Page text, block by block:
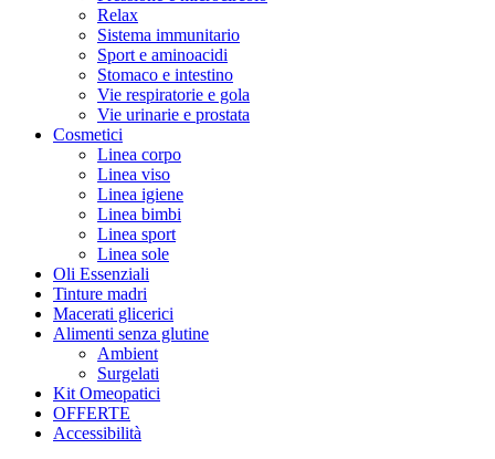
Relax
Sistema immunitario
Sport e aminoacidi
Stomaco e intestino
Vie respiratorie e gola
Vie urinarie e prostata
Cosmetici
Linea corpo
Linea viso
Linea igiene
Linea bimbi
Linea sport
Linea sole
Oli Essenziali
Tinture madri
Macerati glicerici
Alimenti senza glutine
Ambient
Surgelati
Kit Omeopatici
OFFERTE
Accessibilità